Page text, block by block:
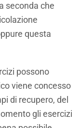
seconda che
questa
possono
viene concesso
di recupero, del
gli esercizi